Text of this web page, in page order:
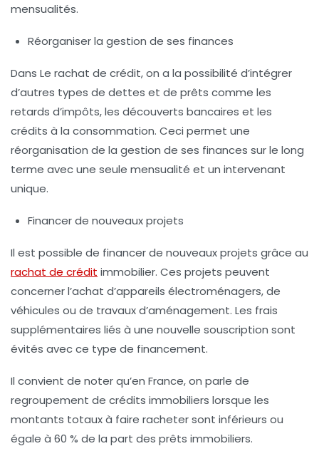
mensualités.
Réorganiser la gestion de ses finances
Dans Le rachat de crédit, on a la possibilité d’intégrer
d’autres types de dettes et de prêts comme les
retards d’impôts, les découverts bancaires et les
crédits à la consommation. Ceci permet une
réorganisation de la gestion de ses finances sur le long
terme avec une seule mensualité et un intervenant
unique.
Financer de nouveaux projets
Il est possible de financer de nouveaux projets grâce au
rachat de crédit immobilier. Ces projets peuvent
concerner l’achat d’appareils électroménagers, de
véhicules ou de travaux d’aménagement. Les frais
supplémentaires liés à une nouvelle souscription sont
évités avec ce type de financement.
Il convient de noter qu’en France, on parle de
regroupement de crédits immobiliers lorsque les
montants totaux à faire racheter sont inférieurs ou
égale à 60 % de la part des prêts immobiliers.